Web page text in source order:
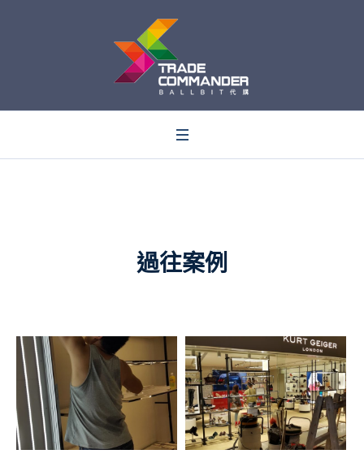
過往案例